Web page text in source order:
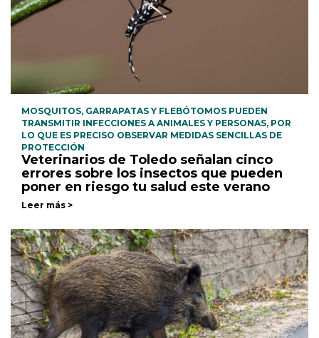
MOSQUITOS, GARRAPATAS Y FLEBÓTOMOS PUEDEN
TRANSMITIR INFECCIONES A ANIMALES Y PERSONAS, POR
LO QUE ES PRECISO OBSERVAR MEDIDAS SENCILLAS DE
PROTECCIÓN
Veterinarios de Toledo señalan cinco
errores sobre los insectos que pueden
poner en riesgo tu salud este verano
Leer más >